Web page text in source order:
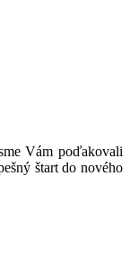
Vám poďakovali
štart do nového